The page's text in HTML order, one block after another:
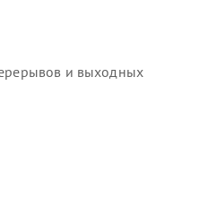
и выходных